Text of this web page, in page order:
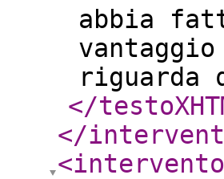
abbia
riguarda
</
</
<intervento